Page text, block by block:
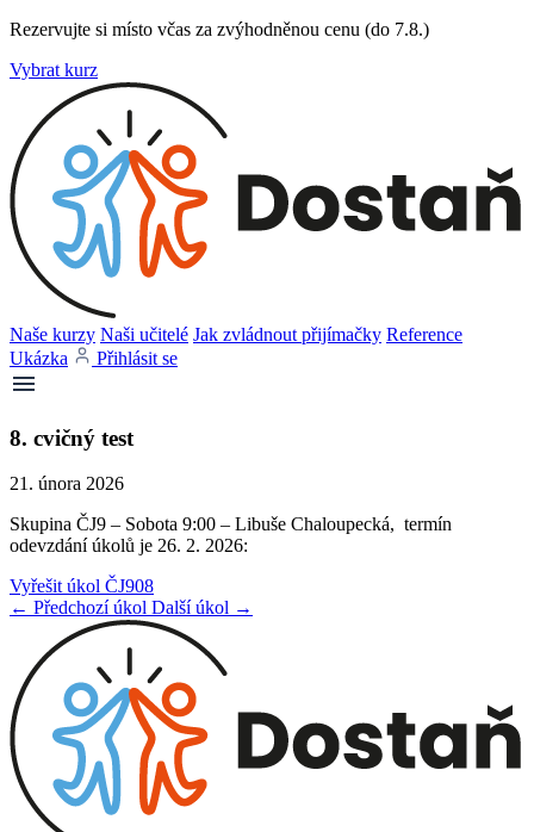
Rezervujte si místo včas za zvýhodněnou cenu (do 7.8.)
Vybrat kurz
Naše kurzy Naši učitelé Jak zvládnout přijímačky Reference
Ukázka
Přihlásit se
8. cvičný test
21. února 2026
Skupina ČJ9 – Sobota 9:00 – Libuše Chaloupecká, termín
odevzdání úkolů je 26. 2. 2026:
Vyřešit úkol ČJ908
← Předchozí úkol Další úkol →